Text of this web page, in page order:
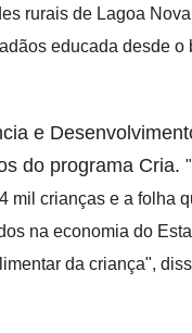
rurais de Lagoa
educada desde o
e
do programa Cria.
mil crianças e a folha
na economia do
da criança",